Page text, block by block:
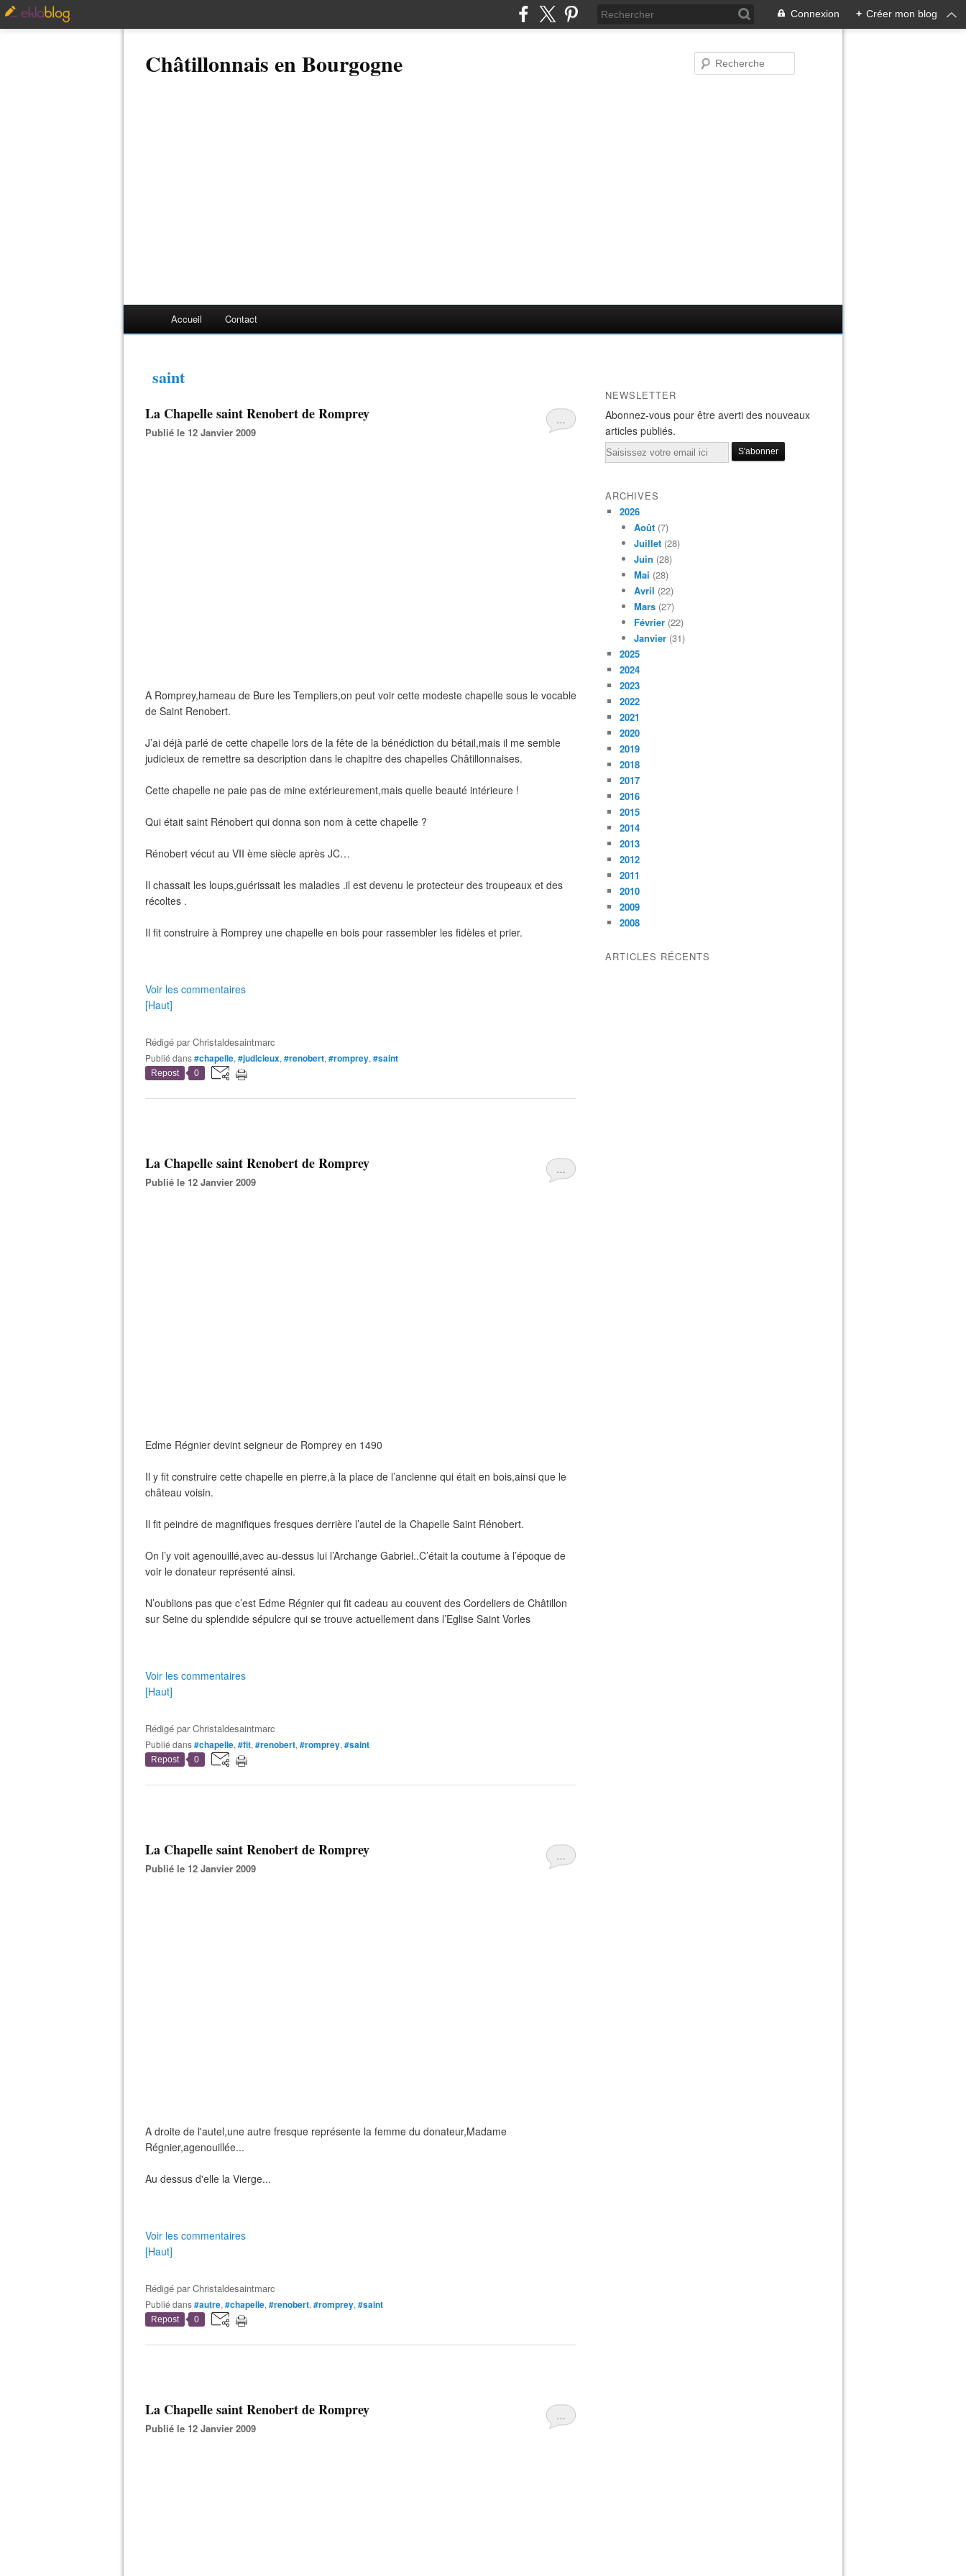
Connexion + Créer mon blog
Châtillonnais en Bourgogne
Accueil Contact
saint
…
La Chapelle saint Renobert de Romprey
Publié le 12 Janvier 2009
A Romprey,hameau de Bure les Templiers,on peut voir cette modeste chapelle sous le vocable
de Saint Renobert.
J’ai déjà parlé de cette chapelle lors de la fête de la bénédiction du bétail,mais il me semble
judicieux de remettre sa description dans le chapitre des chapelles Châtillonnaises.
Cette chapelle ne paie pas de mine extérieurement,mais quelle beauté intérieure !
Qui était saint Rénobert qui donna son nom à cette chapelle ?
Rénobert vécut au VII ème siècle après JC…
Il chassait les loups,guérissait les maladies .il est devenu le protecteur des troupeaux et des
récoltes .
Il fit construire à Romprey une chapelle en bois pour rassembler les fidèles et prier.
Voir les commentaires
[Haut]
Rédigé parChristaldesaintmarc
Publié dans#chapelle, #judicieux, #renobert, #romprey, #saint
Repost 0
…
La Chapelle saint Renobert de Romprey
Publié le 12 Janvier 2009
Edme Régnier devint seigneur de Romprey en 1490
Il y fit construire cette chapelle en pierre,à la place de l’ancienne qui était en bois,ainsi que le
château voisin.
Il fit peindre de magnifiques fresques derrière l’autel de la Chapelle Saint Rénobert.
On l’y voit agenouillé,avec au-dessus lui l’Archange Gabriel..C’était la coutume à l’époque de
voir le donateur représenté ainsi.
N’oublions pas que c’est Edme Régnier qui fit cadeau au couvent des Cordeliers de Châtillon
sur Seine du splendide sépulcre qui se trouve actuellement dans l’Eglise Saint Vorles
Voir les commentaires
[Haut]
Rédigé parChristaldesaintmarc
Publié dans#chapelle, #fit, #renobert, #romprey, #saint
Repost 0
…
La Chapelle saint Renobert de Romprey
Publié le 12 Janvier 2009
A droite de l'autel,une autre fresque représente la femme du donateur,Madame
Régnier,agenouillée...
Au dessus d'elle la Vierge...
Voir les commentaires
[Haut]
Rédigé parChristaldesaintmarc
Publié dans#autre, #chapelle, #renobert, #romprey, #saint
Repost 0
…
La Chapelle saint Renobert de Romprey
Publié le 12 Janvier 2009
NEWSLETTER
Abonnez-vous pour être averti des nouveaux
articles publiés.
Email
ARCHIVES
2026
Août (7)
Juillet (28)
Juin (28)
Mai (28)
Avril (22)
Mars (27)
Février (22)
Janvier (31)
2025
2024
2023
2022
2021
2020
2019
2018
2017
2016
2015
2014
2013
2012
2011
2010
2009
2008
ARTICLES RÉCENTS